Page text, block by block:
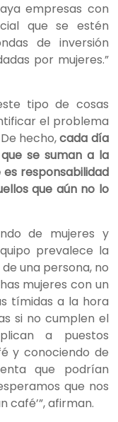
empresas con
que se estén
de inversión
por mujeres.”
tipo de cosas
el problema
hecho,cada día
se suman a la
responsabilidad
que aún no lo
de mujeres y
prevalece la
una persona, no
mujeres con un
tímidas a la hora
si no cumplen el
a puestos
y conociendo de
que podrían
que nos
café’”, afirman.